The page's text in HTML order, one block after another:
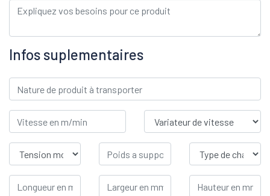
Infos suplementaires